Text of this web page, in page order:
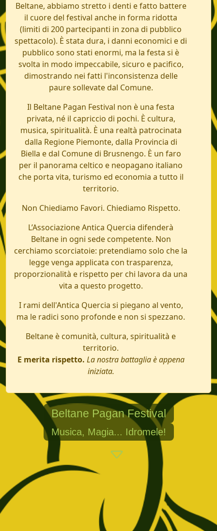
Beltane, abbiamo stretto i denti e fatto battere
il cuore del festival anche in forma ridotta
(limiti di 200 partecipanti in zona di pubblico
spettacolo). È stata dura, i danni economici e di
pubblico sono stati enormi, ma la festa si è
svolta in modo impeccabile, sicuro e pacifico,
dimostrando nei fatti l'inconsistenza delle
paure sollevate dal Comune.
Il Beltane Pagan Festival non è una festa
privata, né il capriccio di pochi. È cultura,
musica, spiritualità. È una realtà patrocinata
dalla Regione Piemonte, dalla Provincia di
Biella e dal Comune di Brusnengo. È un faro
per il panorama celtico e neopagano italiano
che porta vita, turismo ed economia a tutto il
territorio.
Non Chiediamo Favori. Chiediamo Rispetto.
L’Associazione Antica Quercia difenderà
Beltane in ogni sede competente. Non
cerchiamo scorciatoie: pretendiamo solo che la
legge venga applicata con trasparenza,
proporzionalità e rispetto per chi lavora da una
vita a questo progetto.
I rami dell'Antica Quercia si piegano al vento,
ma le radici sono profonde e non si spezzano.
Beltane è comunità, cultura, spiritualità e
territorio.
E merita rispetto. La nostra battaglia è appena
iniziata.
Beltane Pagan Festival
Musica, Magia... Idromele!